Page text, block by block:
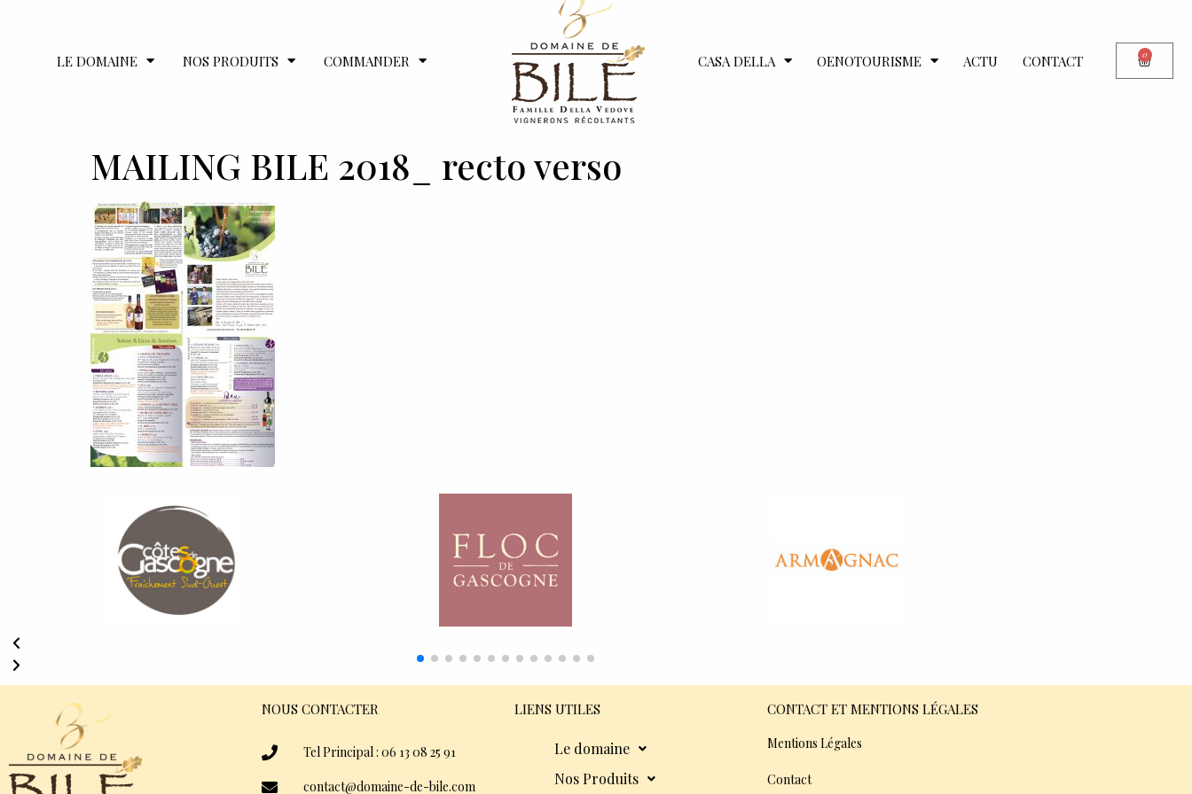
LE DOMAINE NOS PRODUITS COMMANDER CASA DELLA OENOTOURISME ACTU CONTACT 0
MAILING BILE 2018_ recto verso
NOUS CONTACTER
Tel Principal : 06 13 08 25 91
contact@domaine-de-bile.com
LIENS UTILES
Le domaine
Nos Produits
CONTACT ET MENTIONS LÉGALES
Mentions Légales
Contact